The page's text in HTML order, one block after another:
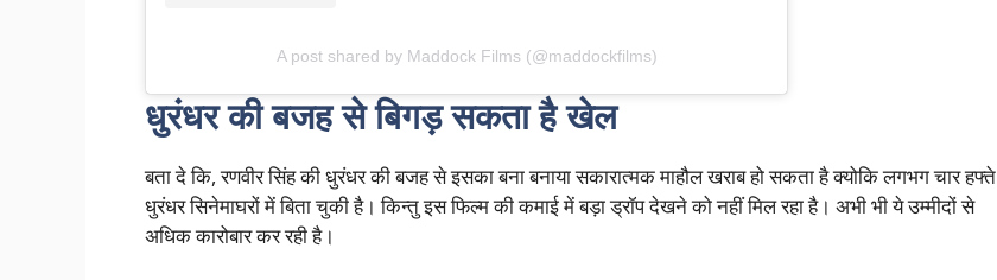
A post shared by Maddock Films (@maddockfilms)
धुरंधर की बजह से बिगड़ सकता है खेल
बता दे कि, रणवीर सिंह की धुरंधर की बजह से इसका बना बनाया सकारात्मक माहौल खराब हो सकता है क्योकि लगभग चार हफ्ते
धुरंधर सिनेमाघरों में बिता चुकी है। किन्तु इस फिल्म की कमाई में बड़ा ड्रॉप देखने को नहीं मिल रहा है। अभी भी ये उम्मीदों से
अधिक कारोबार कर रही है।